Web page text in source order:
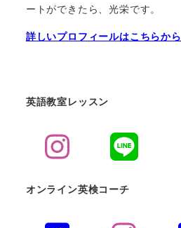
ートができたら、光栄です。
詳しいプロフィールはこちらから
英語教室レッスン
オンライン英検コーチ